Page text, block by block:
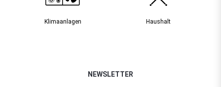
Klimaanlagen Haushalt
NEWSLETTER